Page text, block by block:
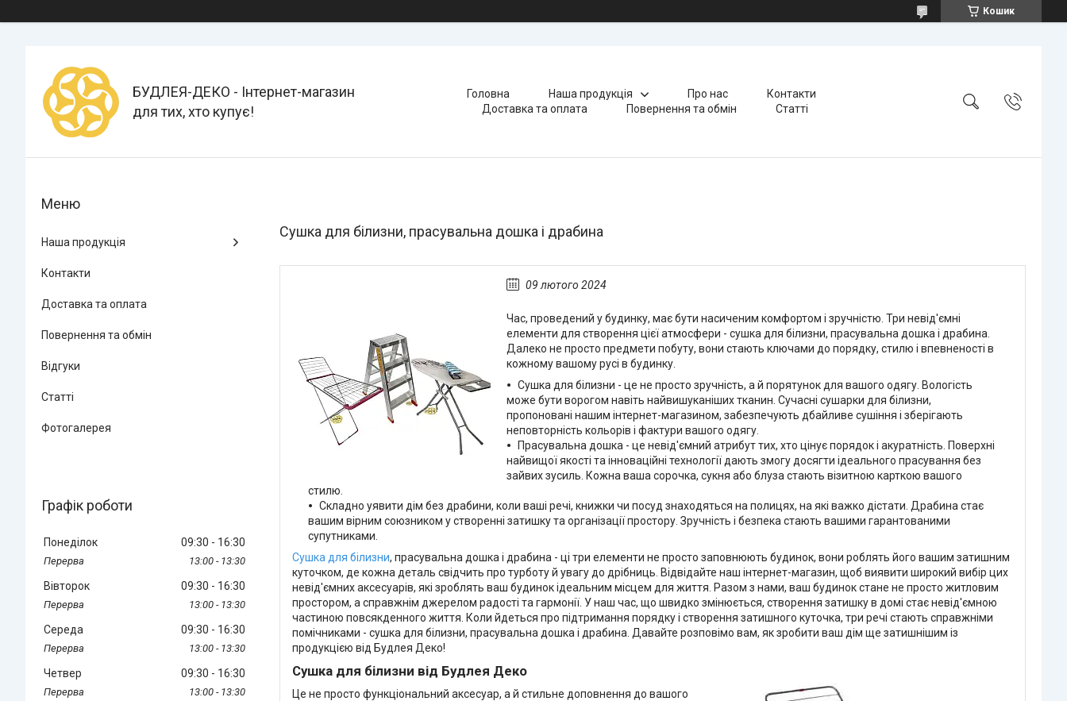
Кошик
БУДЛЕЯ-ДЕКО - Інтернет-магазин
для тих, хто купує!
Головна Наша продукція Про нас
Контакти
Доставка та оплата
Повернення та обмін Статті
Сушка для білизни, прасувальна дошка і драбина
09 лютого 2024
Час, проведений у будинку, має бути насиченим комфортом і зручністю. Три невід'ємні
елементи для створення цієї атмосфери - сушка для білизни, прасувальна дошка і драбина.
Далеко не просто предмети побуту, вони стають ключами до порядку, стилю і впевненості в
кожному вашому русі в будинку.
Сушка для білизни - це не просто зручність, а й порятунок для вашого одягу. Вологість
може бути ворогом навіть найвишуканіших тканин. Сучасні сушарки для білизни,
пропоновані нашим інтернет-магазином, забезпечують дбайливе сушіння і зберігають
неповторність кольорів і фактури вашого одягу.
Прасувальна дошка - це невід'ємний атрибут тих, хто цінує порядок і акуратність. Поверхні
найвищої якості та інноваційні технології дають змогу досягти ідеального прасування без
зайвих зусиль. Кожна ваша сорочка, сукня або блуза стають візитною карткою вашого
стилю.
Складно уявити дім без драбини, коли ваші речі, книжки чи посуд знаходяться на полицях, на які важко дістати. Драбина стає
вашим вірним союзником у створенні затишку та організації простору. Зручність і безпека стають вашими гарантованими
супутниками.
Сушка для білизни, прасувальна дошка і драбина - ці три елементи не просто заповнюють будинок, вони роблять його вашим затишним
куточком, де кожна деталь свідчить про турботу й увагу до дрібниць. Відвідайте наш інтернет-магазин, щоб виявити широкий вибір цих
невід'ємних аксесуарів, які зроблять ваш будинок ідеальним місцем для життя. Разом з нами, ваш будинок стане не просто житловим
простором, а справжнім джерелом радості та гармонії. У наш час, що швидко змінюється, створення затишку в домі стає невід'ємною
частиною повсякденного життя. Коли йдеться про підтримання порядку і створення затишного куточка, три речі стають справжніми
помічниками - сушка для білизни, прасувальна дошка і драбина. Давайте розповімо вам, як зробити ваш дім ще затишнішим із
продукцією від Будлея Деко!
Сушка для білизни від Будлея Деко
Це не просто функціональний аксесуар, а й стильне доповнення до вашого
Наша продукція
Контакти
Доставка та оплата
Повернення та обмін
Відгуки
Статті
Фотогалерея
Графік роботи
Понеділок 09:30 16:30
13:00 13:30
Вівторок 09:30 16:30
13:00 13:30
Середа 09:30 16:30
13:00 13:30
Четвер 09:30 16:30
13:00 13:30